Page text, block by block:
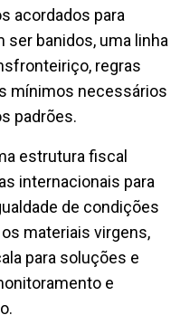
acordados para
banidos, uma linha
regras
mínimos necessários
padrões.
estrutura fiscal
internacionais para
de condições
materiais virgens,
para soluções e
e